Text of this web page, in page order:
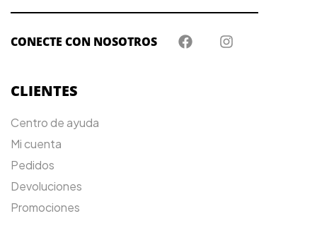
CONECTE CON NOSOTROS
CLIENTES
Centro de ayuda
Mi cuenta
Pedidos
Devoluciones
Promociones